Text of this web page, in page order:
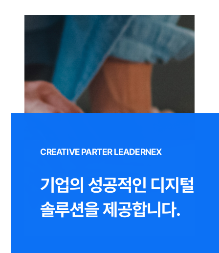
CREATIVE PARTER LEADERNEX
기업의 성공적인 디지털
솔루션을 제공합니다.